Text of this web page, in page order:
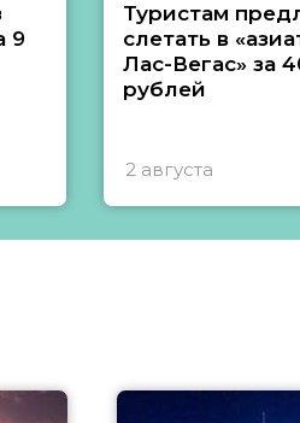
9
Туристам
слетать в
Лас-Вегас» за
рублей
2 августа